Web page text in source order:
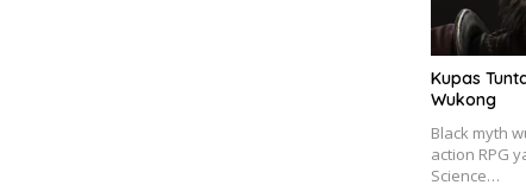
Kupas
Wukong
Black myth
action RPG
Science…